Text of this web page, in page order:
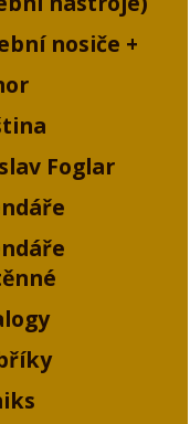
nosiče
Foglar